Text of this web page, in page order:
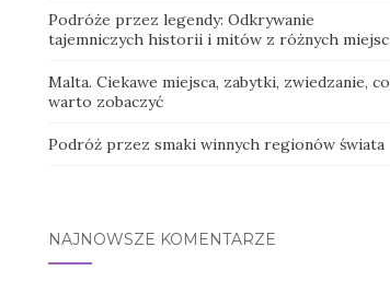
Podróże przez legendy: Odkrywanie
tajemniczych historii i mitów z różnych miejsc
Malta. Ciekawe miejsca, zabytki, zwiedzanie, co
warto zobaczyć
Podróż przez smaki winnych regionów świata
NAJNOWSZE KOMENTARZE